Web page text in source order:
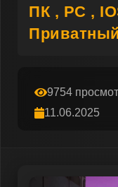
ПК , PC ,
9754
11.06.2025